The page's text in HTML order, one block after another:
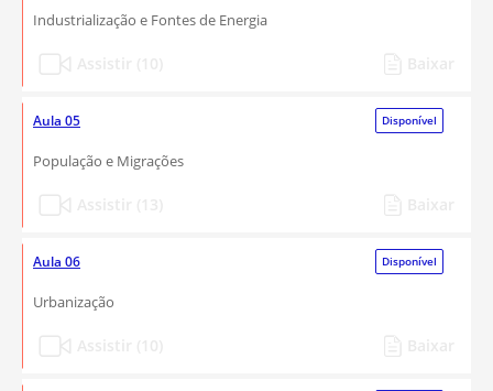
Industrialização e Fontes de Energia
Aula 05 Disponível
População e Migrações
Aula 06 Disponível
Urbanização